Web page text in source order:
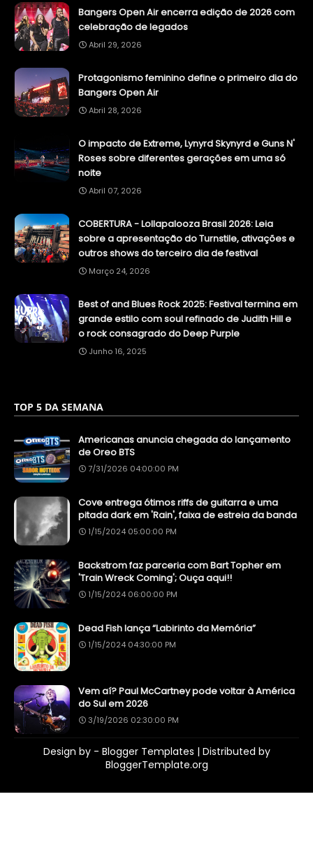
Bangers Open Air encerra edição de 2026 com
celebração de legados
Abril 29, 2026
Protagonismo feminino define o primeiro dia do
Bangers Open Air
Abril 28, 2026
O impacto de Extreme, Lynyrd Skynyrd e Guns N'
Roses sobre diferentes gerações em uma só
noite
Abril 07, 2026
COBERTURA - Lollapalooza Brasil 2026: Leia
sobre a apresentação do Turnstile, ativações e
outros shows do terceiro dia de festival
Março 24, 2026
Best of and Blues Rock 2025: Festival termina em
grande estilo com soul refinado de Judith Hill e
o rock consagrado do Deep Purple
Junho 16, 2025
TOP 5 DA SEMANA
Americanas anuncia chegada do lançamento
de Oreo BTS
7/31/2026 04:00:00 PM
Cove entrega ótimos riffs de guitarra e uma
pitada dark em 'Rain', faixa de estreia da banda
1/15/2024 05:00:00 PM
Backstrom faz parceria com Bart Topher em
'Train Wreck Coming'; Ouça aqui!!
1/15/2024 06:00:00 PM
Dead Fish lança “Labirinto da Memória”
1/15/2024 04:30:00 PM
Vem aí? Paul McCartney pode voltar à América
do Sul em 2026
3/19/2026 02:30:00 PM
Design by - Blogger Templates | Distributed by
BloggerTemplate.org